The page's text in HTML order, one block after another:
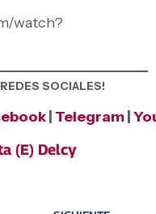
watch?
SOCIALES!
| Telegram|
(E) Delcy